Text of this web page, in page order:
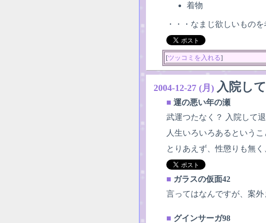
着物
・・・なまじ欲しいもの
[ツッコミを入れる]
2004-12-27 (月) 入院し
■ 運の悪い年の瀬
武運つたなく？ 入院して
人生いろいろあるという
とりあえず、性懲りも無
■ ガラスの仮面42
言ってはなんですが、案外
■ グインサーガ98